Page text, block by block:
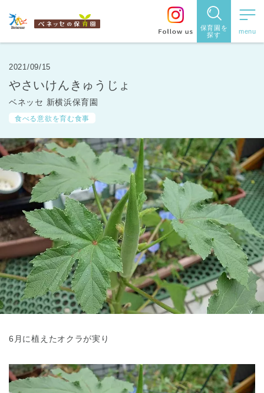
保育園を
探す
保育園を探す
住所・駅
す
都道府県
から探す
東京都
東京都 全域
2021/09/15
やさいけんきゅうじょ
ベネッセ 新横浜保育園
食べる意欲を育む食事
6月に植えたオクラが実り